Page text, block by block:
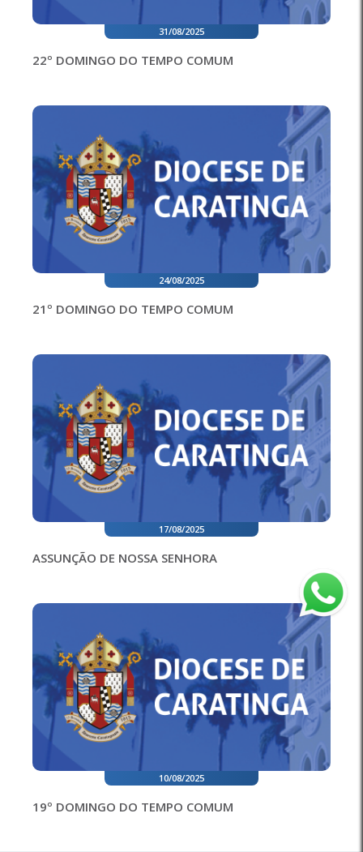
31/08/2025
22º DOMINGO DO TEMPO COMUM
24/08/2025
21º DOMINGO DO TEMPO COMUM
17/08/2025
ASSUNÇÃO DE NOSSA SENHORA
10/08/2025
19º DOMINGO DO TEMPO COMUM